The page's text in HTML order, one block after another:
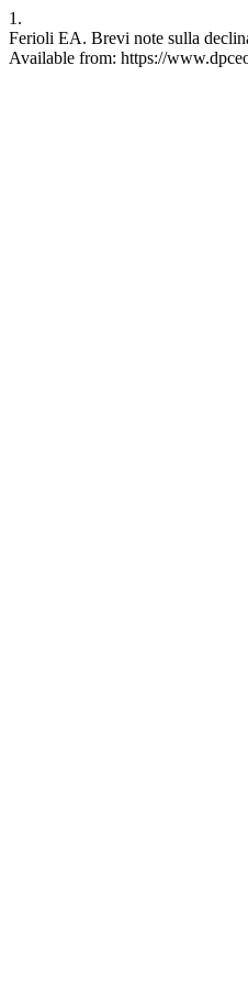
1.
Ferioli EA. Brevi note sulla
Available from: https://